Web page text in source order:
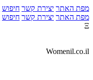
מפת האתר יצירת קשר חיפוש
מפת האתר יצירת קשר חיפוש
Ξ
Womenil.co.il